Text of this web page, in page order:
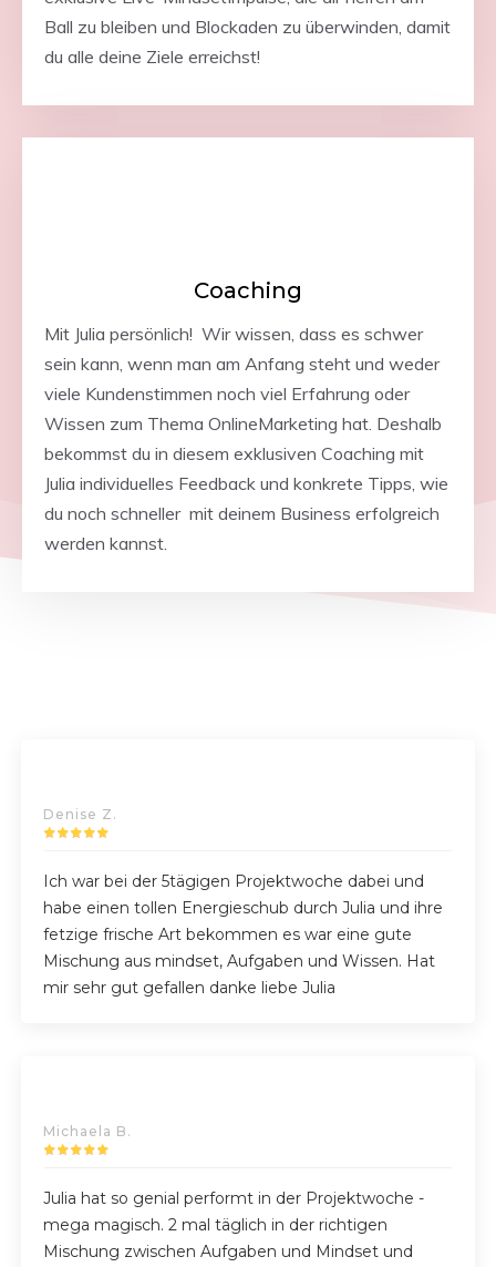
Ball zu bleiben und Blockaden zu überwinden, damit
du alle deine Ziele erreichst!
Coaching
Mit Julia persönlich! Wir wissen, dass es schwer
sein kann, wenn man am Anfang steht und weder
viele Kundenstimmen noch viel Erfahrung oder
Wissen zum Thema OnlineMarketing hat. Deshalb
bekommst du in diesem exklusiven Coaching mit
Julia individuelles Feedback und konkrete Tipps, wie
du noch schneller mit deinem Business erfolgreich
werden kannst.
Denise Z.
Ich war bei der 5tägigen Projektwoche dabei und
habe einen tollen Energieschub durch Julia und ihre
fetzige frische Art bekommen es war eine gute
Mischung aus mindset, Aufgaben und Wissen. Hat
mir sehr gut gefallen danke liebe Julia
Michaela B.
Julia hat so genial performt in der Projektwoche -
mega magisch. 2 mal täglich in der richtigen
Mischung zwischen Aufgaben und Mindset und